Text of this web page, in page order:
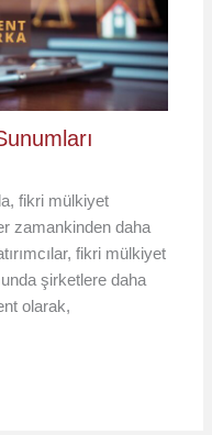
fikri mülkiyet
zamankinden daha
fikri mülkiyet
şirketlere daha
olarak,